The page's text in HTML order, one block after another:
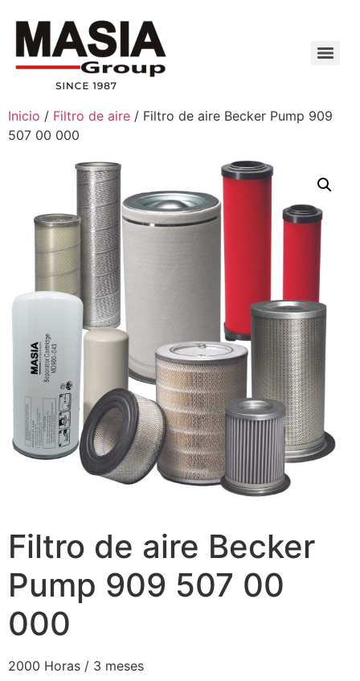
Inicio / Filtro de aire / Filtro de aire Becker Pump 909
507 00 000
Filtro de aire Becker
Pump 909 507 00
000
2000 Horas / 3 meses